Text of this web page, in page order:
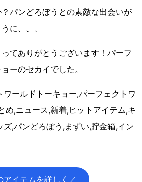
？パンどろぼうとの素敵な出会いが
に、、、
てありがとうございます！パーフ
ーのセカイでした。
ールドトーキョー,パーフェクトワ
め,ニュース,新着,ヒットアイテム,キ
ズ,パンどろぼう,まずい,貯金箱,イン
アイテムを詳しく／